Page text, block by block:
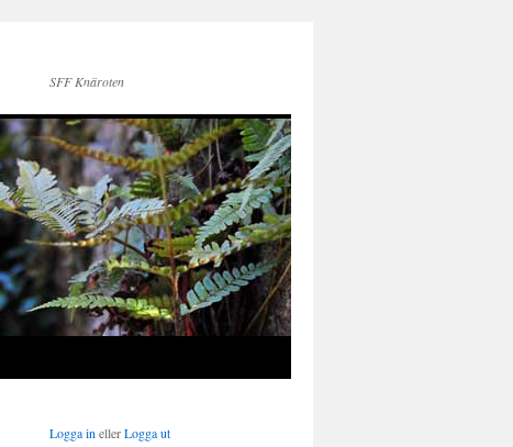
SFF Knäroten
Logga in ellerLogga ut